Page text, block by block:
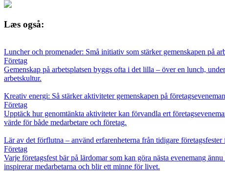
Læs også:
Luncher och promenader: Små initiativ som stärker gemenskapen på
Företag
Gemenskap på arbetsplatsen byggs ofta i det lilla – över en lunch,
arbetskultur.
Kreativ energi: Så stärker aktiviteter gemenskapen på
Företag
Upptäck hur genomtänkta aktiviteter kan förvandla ert
värde för både medarbetare och företag.
Lär av det förflutna – använd erfarenheterna från tidigare företagsfester
Företag
Varje företagsfest bär på lärdomar som kan göra nästa evenemang
inspirerar medarbetarna och blir ett minne för livet.